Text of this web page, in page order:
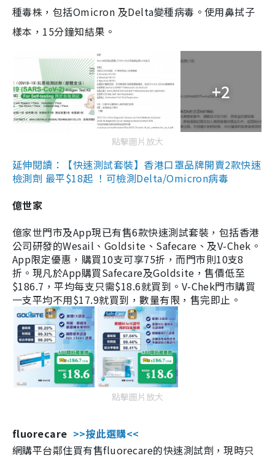
種毒株，包括Omicron 及Delta變種病毒。使用鼻拭子
樣本，15分鐘知結果。
+2
點擊圖片放大
延伸閱讀：【快速測試套裝】香港口罩品牌開賣2款快速
檢測劑 最平$18起 ！可檢測Delta/Omicron病毒
億世家
億家世門市及App現已有售6款快速測試套裝，包括香港
公司研發的Wesail、Goldsite、Safecare、及V-Chek。
App限定優惠，購買10支可享75折，而門市則10支8
折。現凡於App購買Safecare及Goldsite，售價低至
$186.7，平均每支只需$18.6就買到。V-Chek門市購買
一支平均不用$17.9就買到，數量有限，售完即止。
點擊圖片放大
fluorecare >>按此選購<<
網購平台鄰住買有售fluorecare的快速測試劑，現時只